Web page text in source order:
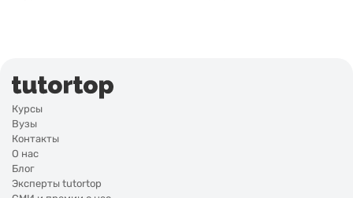
Курсы
Вузы
Контакты
О нас
Блог
Эксперты tutortop